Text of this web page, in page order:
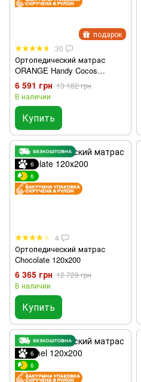
подарок
30
Ортопедический матрас
ORANGE Handy Cocos
двухсторонний 120x200 см
6 591 грн 13 182 грн
В наличии
Купить
6
6
4
Ортопедический матрас
Chocolate 120х200
6 365 грн 12 729 грн
В наличии
Купить
6
6